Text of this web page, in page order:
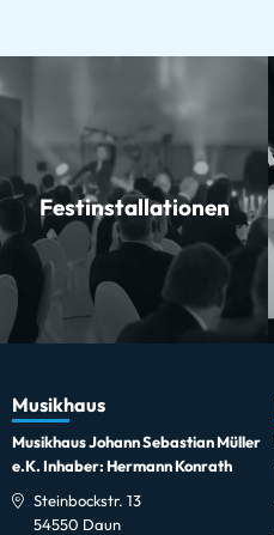
Festinstallationen
Musikhaus
Musikhaus Johann Sebastian Müller
e.K. Inhaber: Hermann Konrath
Steinbockstr. 13
54550 Daun